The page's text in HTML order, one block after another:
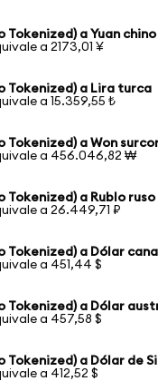
Tokenized) a Yuan chino
a 2173,01 ¥
Tokenized) a Lira turca
a 15.359,55 ₺
Tokenized) a Won
a 456.046,82 ₩
Tokenized) a Rublo ruso
a 26.449,71 ₽
Tokenized) a Dólar
a 451,44 $
Tokenized) a Dólar
a 457,58 $
Tokenized) a Dólar de
a 412,52 $